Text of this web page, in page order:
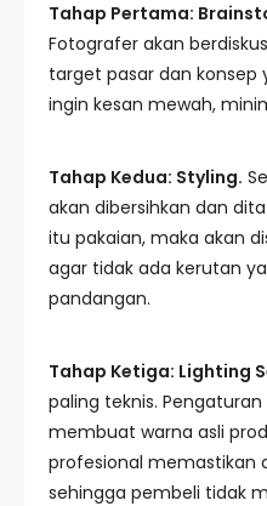
Tahap Pertama:
Fotografer akan
target pasar dan konsep
ingin kesan mewah,
Tahap Kedua: Styling.
akan dibersihkan dan
itu pakaian, maka akan
agar tidak ada kerutan
pandangan.
Tahap Ketiga: Lighting
paling teknis.
membuat warna asli
profesional memastikan
sehingga pembeli tidak